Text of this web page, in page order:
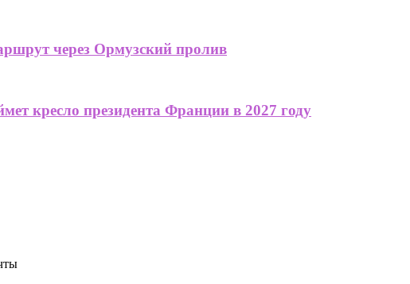
через Ормузский пролив
кресло президента Франции в 2027 году